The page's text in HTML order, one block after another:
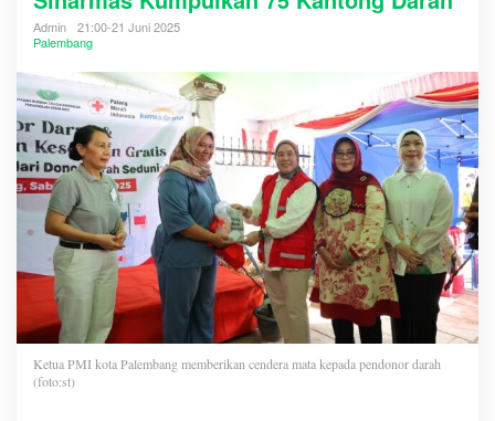
Admin
21:00-21 Juni 2025
Palembang
Ketua PMI kota Palembang memberikan cendera mata kepada pendonor darah
(foto:st)